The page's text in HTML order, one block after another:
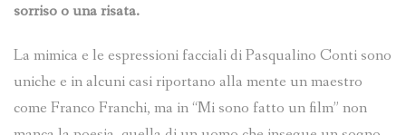
sorriso o una risata.
La mimica e le espressioni facciali di Pasqualino Conti sono
uniche e in alcuni casi riportano alla mente un maestro
come Franco Franchi, ma in “Mi sono fatto un film” non